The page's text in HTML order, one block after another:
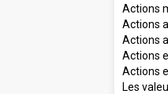
Actions
Actions
Actions
Actions
Actions
Les